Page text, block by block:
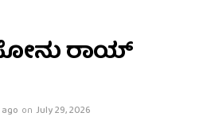
ರಾಯ್
on July 29, 2026